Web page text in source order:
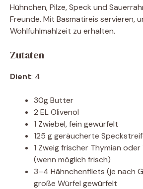
Hühnchen, Pilze, Speck und
Freunde. Mit Basmatireis servieren,
Wohlfühlmahlzeit zu erhalten.
Zutaten
Dient: 4
30g Butter
2 EL Olivenöl
1 Zwiebel, fein gewürfelt
125 g geräucherte
1 Zweig frischer Thymian
(wenn möglich frisch)
3–4 Hähnchenfilets (je nach
große Würfel gewürfelt